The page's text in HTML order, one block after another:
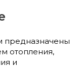
предназначены
отопления,
и